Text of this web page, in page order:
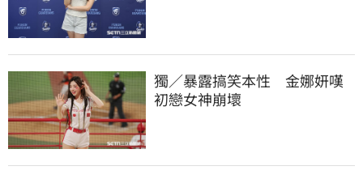
獨／暴露搞笑本性　金娜妍嘆
初戀女神崩壞